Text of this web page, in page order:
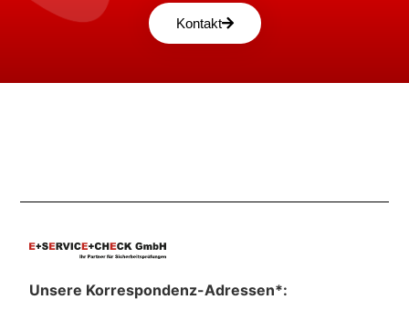
Kontakt
Unsere Korrespondenz-Adressen*: